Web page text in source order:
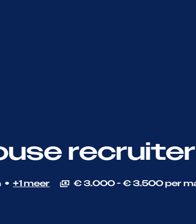
recruiter
• +1 meer € 3.000 - € 3.500 per